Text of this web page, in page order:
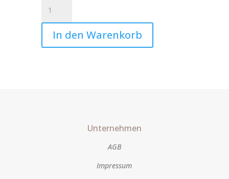
Teddy
Art.Nr.:10452
MengeIn den Warenkorb
Unternehmen
AGB
Impressum